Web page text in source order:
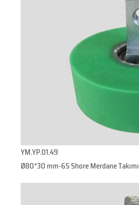
YM.YP.01.49
Ø80*30 mm-65 Shore Merdane Takımı